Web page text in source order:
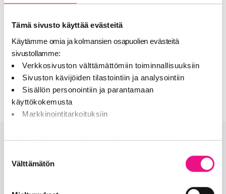
Tämä sivusto käyttää evästeitä
Käytämme omia ja kolmansien osapuolien evästeitä
sivustollamme:
Verkkosivuston välttämättömiin toiminnallisuuksiin
Sivuston kävijöiden tilastointiin ja analysointiin
Sisällön personointiin ja parantamaan
käyttökokemusta
Markkinointitarkoituksiin
Valitse "Yksityiskohdat" tarkastellaksesi evästeitä ja
Jaamme sosiaalisen median, mainosalan ja analytiikka-alan
kumppaneillemme tietoja siitä, miten käytät sivustoamme.
valinta
Välttämätön
avoinna vain RadioMedian jäsenyhtiöiden edustajille.
RadioGaalassa keväällä 2026.
LisätietoaRadioGaalasta ja RadioAwards-
kilpailusta
Lisätietoa Kaiku-audiomainonnan kilpailusta
Onko sinulla lisää kysymyksiä?